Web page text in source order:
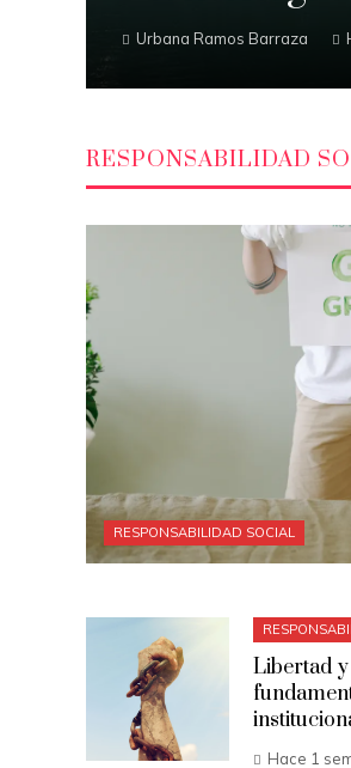
Urbana Ramos Barraza
RESPONSABILIDAD
RESPONSABILIDAD SOCIAL
Libertad
Hace 1